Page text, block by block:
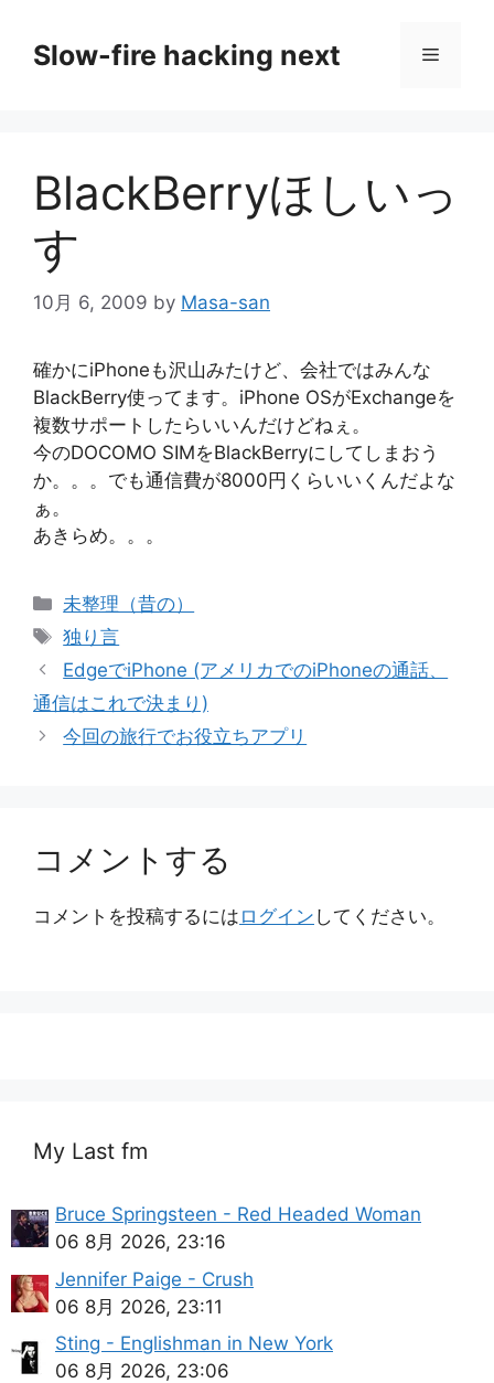
Slow-fire hacking next メ
ュ
BlackBerryほしいっ
す
10月 6, 2009 by Masa-san
確かにiPhoneも沢山みたけど、会社ではみんな
BlackBerry使ってます。iPhone OSがExchangeを
複数サポートしたらいいんだけどねぇ。
今のDOCOMO SIMをBlackBerryにしてしまおう
か。。。でも通信費が8000円くらいいくんだよな
ぁ。
あきらめ。。。
カ
テ
リ
ー
未整理（昔の）
タ
グ
独り言
EdgeでiPhone (アメリカでのiPhoneの通話、
通信はこれで決まり)
今回の旅行でお役立ちアプリ
コメントする
コメントを投稿するには ログイン してください。
My Last fm
Bruce Springsteen - Red Headed Woman
06 8月 2026, 23:16
Jennifer Paige - Crush
06 8月 2026, 23:11
Sting - Englishman in New York
06 8月 2026, 23:06